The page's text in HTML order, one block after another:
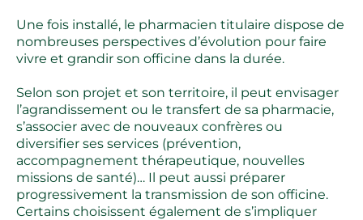
Une fois installé, le pharmacien titulaire dispose de
nombreuses perspectives d’évolution pour faire
vivre et grandir son officine dans la durée.
Selon son projet et son territoire, il peut envisager
l’agrandissement ou le transfert de sa pharmacie,
s’associer avec de nouveaux confrères ou
diversifier ses services (prévention,
accompagnement thérapeutique, nouvelles
missions de santé)… Il peut aussi préparer
progressivement la transmission de son officine.
Certains choisissent également de s’impliquer